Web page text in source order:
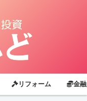
リフォーム 金